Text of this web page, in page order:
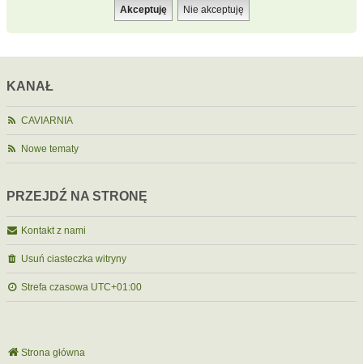
KANAŁ
CAVIARNIA
Nowe tematy
PRZEJDŹ NA STRONĘ
Kontakt z nami
Usuń ciasteczka witryny
Strefa czasowa UTC+01:00
Strona główna